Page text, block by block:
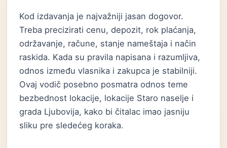
Kod izdavanja je najvažniji jasan dogovor.
Treba precizirati cenu, depozit, rok plaćanja,
održavanje, račune, stanje nameštaja i način
raskida. Kada su pravila napisana i razumljiva,
odnos između vlasnika i zakupca je stabilniji.
Ovaj vodič posebno posmatra odnos teme
bezbednost lokacije, lokacije Staro naselje i
grada Ljubovija, kako bi čitalac imao jasniju
sliku pre sledećeg koraka.